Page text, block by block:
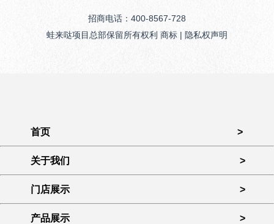
招商电话：400-8567-728
蛙来哒项目总部保留所有权利 商标 | 隐私权声明
首页 >
关于我们 >
门店展示 >
产品展示 >